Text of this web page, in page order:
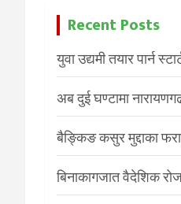
Recent Posts
युवा उद्यमी तयार पार्न
अब दुई घण्टामा
बैङ्किङ कसुर मुद्दाका
बिनाकागजात वैदेशिक